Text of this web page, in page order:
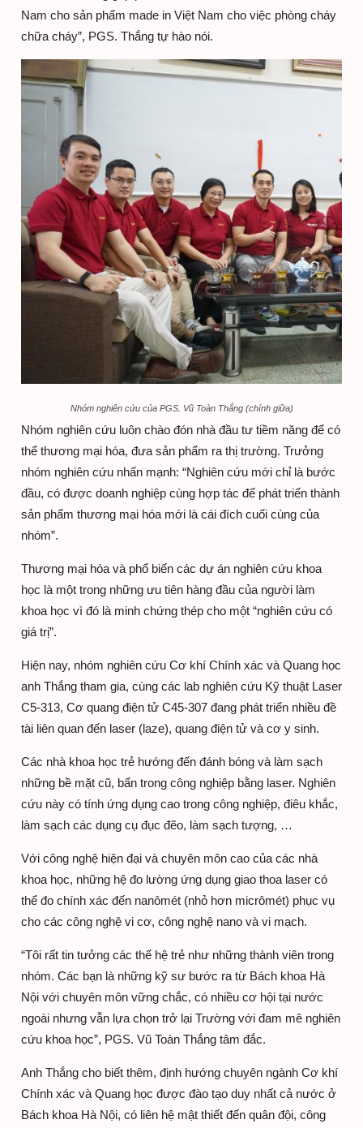
Nam cho sản phẩm made in Việt Nam cho việc phòng cháy
chữa cháy”, PGS. Thắng tự hào nói.
Nhóm nghiên cứu của PGS. Vũ Toàn Thắng (chính giữa)
Nhóm nghiên cứu luôn chào đón nhà đầu tư tiềm năng để có
thể thương mại hóa, đưa sản phẩm ra thị trường. Trưởng
nhóm nghiên cứu nhấn mạnh: “Nghiên cứu mới chỉ là bước
đầu, có được doanh nghiệp cùng hợp tác để phát triển thành
sản phẩm thương mại hóa mới là cái đích cuối cùng của
nhóm”.
Thương mại hóa và phổ biến các dự án nghiên cứu khoa
học là một trong những ưu tiên hàng đầu của người làm
khoa học vì đó là minh chứng thép cho một “nghiên cứu có
giá trị”.
Hiện nay, nhóm nghiên cứu Cơ khí Chính xác và Quang học
anh Thắng tham gia, cùng các lab nghiên cứu Kỹ thuật Laser
C5-313, Cơ quang điện tử C45-307 đang phát triển nhiều đề
tài liên quan đến laser (laze), quang điện tử và cơ y sinh.
Các nhà khoa học trẻ hướng đến đánh bóng và làm sạch
những bề mặt cũ, bẩn trong công nghiệp bằng laser. Nghiên
cứu này có tính ứng dụng cao trong công nghiệp, điêu khắc,
làm sạch các dụng cụ đục đẽo, làm sạch tượng, …
Với công nghệ hiện đại và chuyên môn cao của các nhà
khoa học, những hệ đo lường ứng dụng giao thoa laser có
thể đo chính xác đến nanômét (nhỏ hơn micrômét) phục vụ
cho các công nghệ vi cơ, công nghệ nano và vi mạch.
“Tôi rất tin tưởng các thế hệ trẻ như những thành viên trong
nhóm. Các bạn là những kỹ sư bước ra từ Bách khoa Hà
Nội với chuyên môn vững chắc, có nhiều cơ hội tại nước
ngoài nhưng vẫn lựa chọn trở lại Trường với đam mê nghiên
cứu khoa học”, PGS. Vũ Toàn Thắng tâm đắc.
Anh Thắng cho biết thêm, định hướng chuyên ngành Cơ khí
Chính xác và Quang học được đào tạo duy nhất cả nước ở
Bách khoa Hà Nội, có liên hệ mật thiết đến quân đội, công